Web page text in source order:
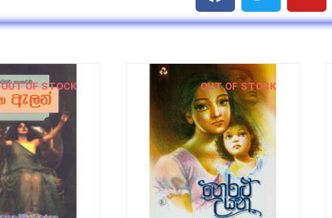
OUT OF STOCK OUT OF STOCK